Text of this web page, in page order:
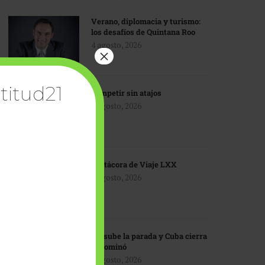
Verano, diplomacia y turismo:
los desafíos de Quintana Roo
4 agosto, 2026
Competir sin atajos
4 agosto, 2026
Bitácora de Viaje LXX
3 agosto, 2026
EU sube la parada y Cuba cierra
el dominó
3 agosto, 2026
×